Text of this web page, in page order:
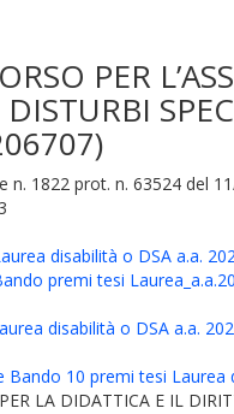
PER
n. 1822 prot. n. 63524 del
disabilità o DSA a.a.
premi tesi
disabilità o DSA a.a.
10 premi tesi Laurea
LA DIDATTICA E IL